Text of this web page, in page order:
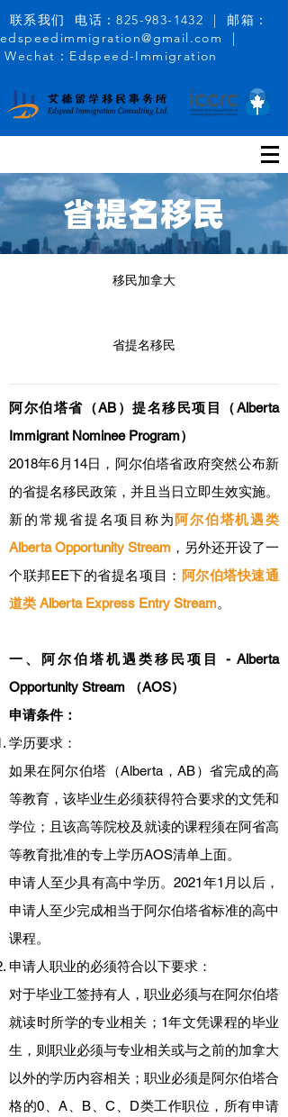
联系我们 电话：825-983-1432 | 邮箱：
edspeedimmigration@gmail.com |
Wechat：Edspeed-Immigration
省提名移民
移民加拿大
省提名移民
阿尔伯塔省（AB）提名移民项目（Alberta
Immigrant Nominee Program）
2018年6月14日，阿尔伯塔省政府突然公布新
的省提名移民政策，并且当日立即生效实施。
新的常规省提名项目称为 阿尔伯塔机遇类
Alberta Opportunity Stream ，另外还开设了一
个联邦EE下的省提名项目： 阿尔伯塔快速通
道类 Alberta Express Entry Stream。
一、阿尔伯塔机遇类移民项目 - Alberta
Opportunity Stream （AOS）
申请条件：
​学历要求：
​如果在阿尔伯塔（Alberta，AB）省完成的高
等教育，该毕业生必须获得符合要求的文凭和
学位；且该高等院校及就读的课程须在阿省高
等教育批准的专上学历AOS清单上面。
申请人至少具有高中学历。2021年1月以后，
申请人至少完成相当于阿尔伯塔省标准的高中
课程。
申请人职业的必须符合以下要求：
对于毕业工签持有人，职业必须与在阿尔伯塔
就读时所学的专业相关；1年文凭课程的毕业
生，则职业必须与专业相关或与之前的加拿大
以外的学历内容相关；职业必须是阿尔伯塔合
格的0、A、B、C、D类工作职位，所有申请